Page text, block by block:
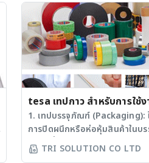
งานอย่างกว้างขวางในโรงพยาบ
หน่วยงานดับเพลิง, อุตสาหกรรม
การทำเหมืองแร่, และหน่วยงาน
ต้องการอุปกรณ์ความปลอดภัย
สินค้าสำหรับการตรวจวัดและโซ
· การตรวจจับก๊าซแบบพกพา
(Portable Gas Detector) ·
ตรวจจับก๊าซแบบติดตั้งอยู่กับที่
Gas Detector) · ระบบตรวจจั
และควบคุม (Gas Detection
Controllers) · การตรวจวัดปริ
แอลกอฮอล์ (Alcohol Tester)
tesa เทปกาว สำหรับการใช้
ในทุกอุตสาหกรรม
1. เทปบรรจุภัณฑ์ (Packaging):
การปิดผนึกหรือห่อหุ้มสินค้าในบร
ภัณฑ์เพื่อความปลอดภัยระหว่างกา
ขนส่ง 2. เทปกาวแบบยึดติด
TRI SOLUTION CO LTD